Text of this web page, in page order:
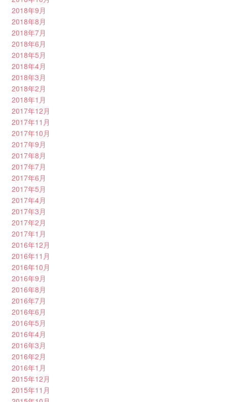
2018年9月
2018年8月
2018年7月
2018年6月
2018年5月
2018年4月
2018年3月
2018年2月
2018年1月
2017年12月
2017年11月
2017年10月
2017年9月
2017年8月
2017年7月
2017年6月
2017年5月
2017年4月
2017年3月
2017年2月
2017年1月
2016年12月
2016年11月
2016年10月
2016年9月
2016年8月
2016年7月
2016年6月
2016年5月
2016年4月
2016年3月
2016年2月
2016年1月
2015年12月
2015年11月